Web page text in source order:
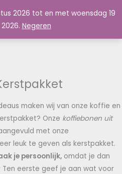
2026 tot en met woensdag 19
Negeren
maken wij van onze koffie en
Onze koffiebonen uit
met onze
leuk te geven als kerstpakket.
je persoonlijk, omdat je dan
eerste geef je aan wat voor